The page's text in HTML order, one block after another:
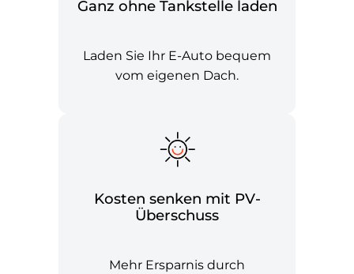
Ganz ohne Tankstelle laden
Laden Sie Ihr E-Auto bequem
vom eigenen Dach.
Kosten senken mit PV-
Überschuss
Mehr Ersparnis durch